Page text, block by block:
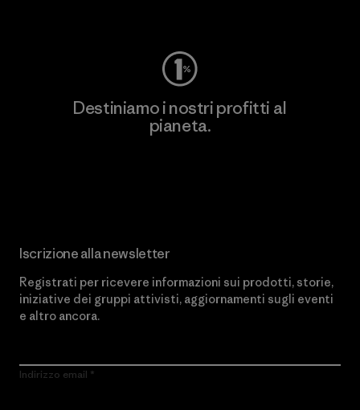
Destiniamo i nostri profitti al
pianeta.
Iscrizione alla newsletter
Registrati per ricevere informazioni sui prodotti, storie,
iniziative dei gruppi attivisti, aggiornamenti sugli eventi
e altro ancora.
Indirizzo email